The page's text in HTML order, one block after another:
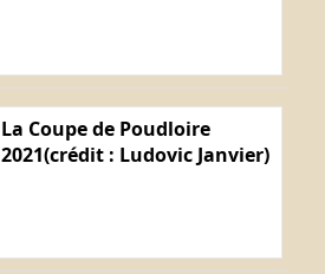
La Coupe de Poudloire
2021(crédit : Ludovic Janvier)